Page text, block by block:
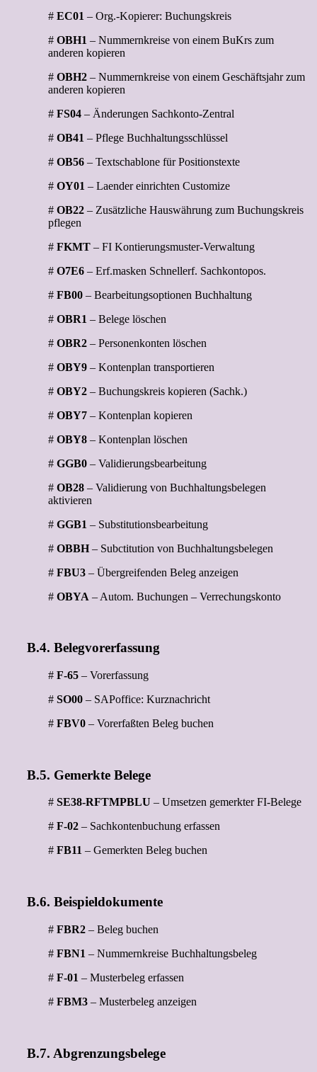
# EC01 – Org.-Kopierer: Buchungskreis
# OBH1 – Nummernkreise von einem BuKrs zum
anderen kopieren
# OBH2 – Nummernkreise von einem Geschäftsjahr zum
anderen kopieren
# FS04 – Änderungen Sachkonto-Zentral
# OB41 – Pflege Buchhaltungsschlüssel
# OB56 – Textschablone für Positionstexte
# OY01 – Laender einrichten Customize
# OB22 – Zusätzliche Hauswährung zum Buchungskreis
pflegen
# FKMT – FI Kontierungsmuster-Verwaltung
# O7E6 – Erf.masken Schnellerf. Sachkontopos.
# FB00 – Bearbeitungsoptionen Buchhaltung
# OBR1 – Belege löschen
# OBR2 – Personenkonten löschen
# OBY9 – Kontenplan transportieren
# OBY2 – Buchungskreis kopieren (Sachk.)
# OBY7 – Kontenplan kopieren
# OBY8 – Kontenplan löschen
# GGB0 – Validierungsbearbeitung
# OB28 – Validierung von Buchhaltungsbelegen
aktivieren
# GGB1 – Substitutionsbearbeitung
# OBBH– Subctitution von Buchhaltungsbelegen
# FBU3 – Übergreifenden Beleg anzeigen
# OBYA – Autom. Buchungen – Verrechungskonto
B.4. Belegvorerfassung
# F-65 – Vorerfassung
# SO00 – SAPoffice: Kurznachricht
# FBV0 – Vorerfaßten Beleg buchen
B.5. Gemerkte Belege
# SE38-RFTMPBLU – Umsetzen gemerkter FI-Belege
# F-02 – Sachkontenbuchung erfassen
# FB11 – Gemerkten Beleg buchen
B.6. Beispieldokumente
# FBR2 – Beleg buchen
# FBN1 – Nummernkreise Buchhaltungsbeleg
# F-01 – Musterbeleg erfassen
# FBM3 – Musterbeleg anzeigen
B.7. Abgrenzungsbelege